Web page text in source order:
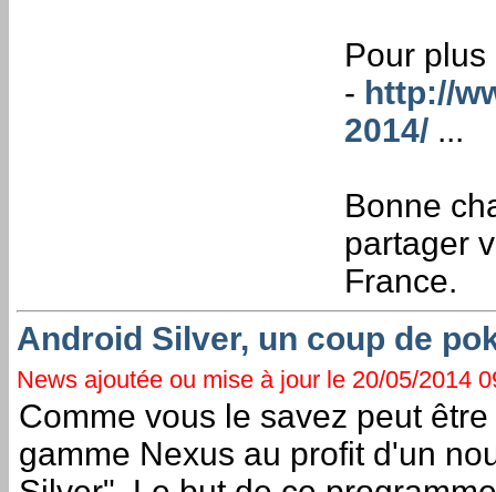
Pour
- http://
2014/ ...
Bonne
partager
France.
Android Silver, un coup de
News ajoutée ou mise à jour le 20/05/2014
Comme vous le savez peut
gamme Nexus au profit d'un